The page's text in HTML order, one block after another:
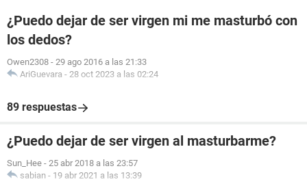
¿Puedo dejar de ser virgen mi me masturbó con
los dedos?
Owen2308 - 29 ago 2016 a las 21:33
AriGuevara - 28 oct 2023 a las 02:24
89 respuestas
¿Puedo dejar de ser virgen al masturbarme?
Sun_Hee - 25 abr 2018 a las 23:57
sabian - 19 abr 2021 a las 13:39